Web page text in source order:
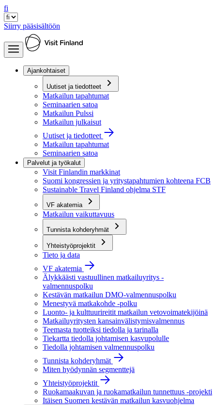
fi
Siirry pääsisältöön
Ajankohtaiset
Uutiset ja tiedotteet
Matkailun tapahtumat
Seminaarien satoa
Matkailun Pulssi
Matkailun julkaisut
Uutiset ja tiedotteet
Matkailun tapahtumat
Seminaarien satoa
Palvelut ja työkalut
Visit Finlandin markkinat
Suomi kongressien ja yritystapahtumien kohteena FCB
Sustainable Travel Finland ohjelma STF
VF akatemia
Matkailun vaikuttavuus
Tunnista kohderyhmät
Yhteistyöprojektit
Tieto ja data
VF akatemia
Älykkäästi vastuullinen matkailuyritys -
valmennuspolku
Kestävän matkailun DMO-valmennuspolku
Menestyvä matkakohde -polku
Luonto- ja kulttuurireitit matkailun vetovoimatekijöinä
Matkailuyritysten kansainvälistymisvalmennus
Teemasta tuotteiksi tiedolla ja tarinalla
Tiekartta tiedolla johtamisen kasvupolulle
Tiedolla johtamisen valmennuspolku
Tunnista kohderyhmät
Miten hyödynnän segmenttejä
Yhteistyöprojektit
Ruokamaakuvan ja ruokamatkailun tunnettuus -projekti
Itäisen Suomen kestävän matkailun kasvuohjelma